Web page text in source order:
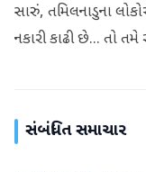
સારું, તમિલનાડુના
નકારી કાઢી છે... તો
સંબંધિત સમાચાર